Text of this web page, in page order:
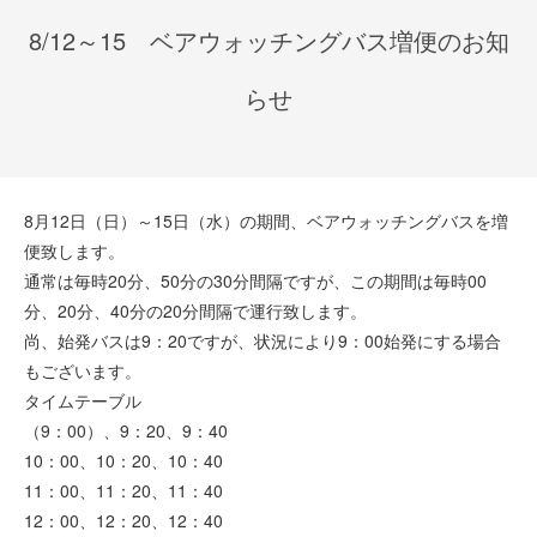
8/12～15 ベアウォッチングバス増便のお知
らせ
8月12日（日）～15日（水）の期間、ベアウォッチングバスを増
便致します。
通常は毎時20分、50分の30分間隔ですが、この期間は毎時00
分、20分、40分の20分間隔で運行致します。
尚、始発バスは9：20ですが、状況により9：00始発にする場合
もございます。
タイムテーブル
（9：00）、9：20、9：40
10：00、10：20、10：40
11：00、11：20、11：40
12：00、12：20、12：40